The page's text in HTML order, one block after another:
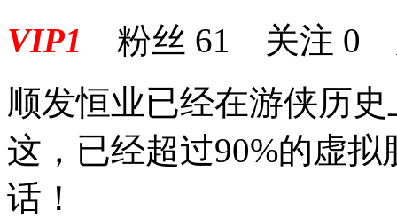
VIP1 粉丝 61 关注 0
顺发恒业已经在游侠历
这，已经超过90%的虚
话！